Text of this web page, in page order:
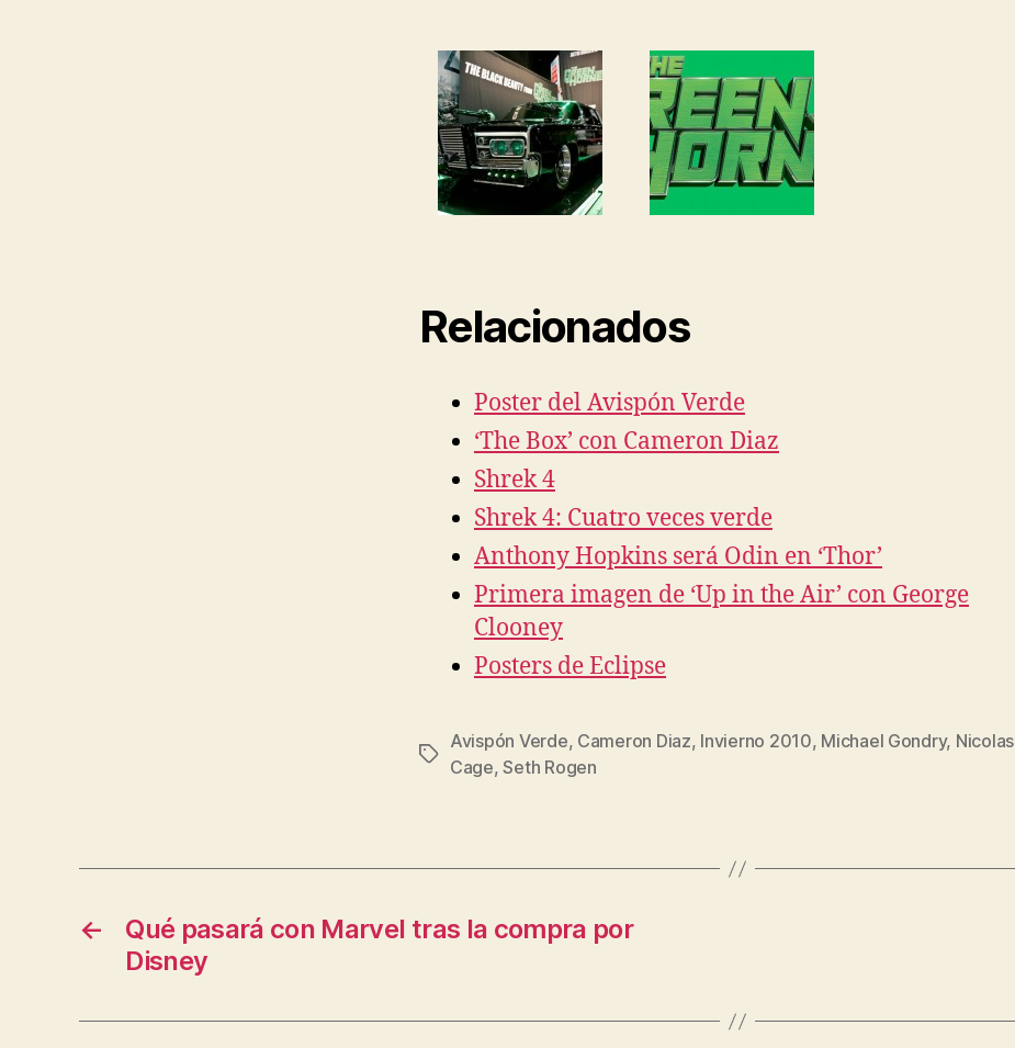
Relacionados
Poster del Avispón Verde
‘The Box’ con Cameron Diaz
Shrek 4
Shrek 4: Cuatro veces verde
Anthony Hopkins será Odin en ‘Thor’
Primera imagen de ‘Up in the Air’ con George
Clooney
Posters de Eclipse
Etiquetas
Avispón Verde, Cameron Diaz, Invierno 2010, Michael Gondry, Nicolas
Cage,Seth Rogen
←
Qué pasará con Marvel tras la compra por
Disney